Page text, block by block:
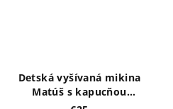
Detská vyšívaná mikina
Matúš s kapucňou
tmavomodrá